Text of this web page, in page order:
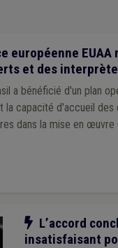
européenne
et des
a bénéficié d'un plan
capacité d'accueil des
dans la mise en
Notre action
L’accord
insatisfaisant